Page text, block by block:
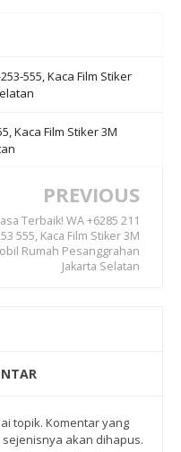
555, Kaca Film Stiker
Kaca Film Stiker 3M
PREVIOUS
Terbaik! WA +6285 211
555, Kaca Film Stiker 3M
Rumah Pesanggrahan
Jakarta Selatan
topik. Komentar yang
akan dihapus.